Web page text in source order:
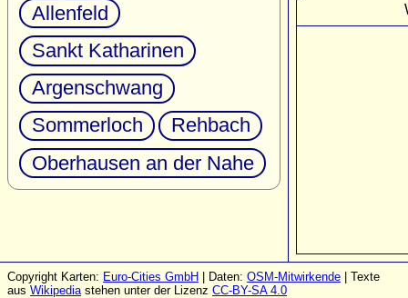
Allenfeld
Sankt Katharinen
Argenschwang
Sommerloch
Rehbach
Oberhausen an der Nahe
Copyright Karten: Euro-Cities GmbH | Daten: OSM-Mitwirkende | Texte
aus Wikipediastehen unter der Lizenz CC-BY-SA 4.0